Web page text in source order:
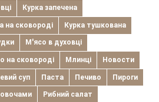
Курка запечена
на сковороді Курка тушкована
М'ясо в духовці
на сковороді Млинці Новости
суп Паста Печиво Пироги
овочами Рибний салат